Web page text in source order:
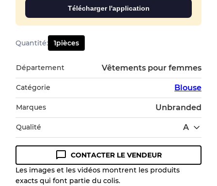
Télécharger l'application
Quantité: 1pièces
Département Vêtements pour femmes
Catégorie Blouse
Marques Unbranded
Qualité A
Guide des conditions
Tous les produits incluent un niveau de
CONTACTER LE VENDEUR
Les images et les vidéos montrent les produits
exacts qui font partie du colis.